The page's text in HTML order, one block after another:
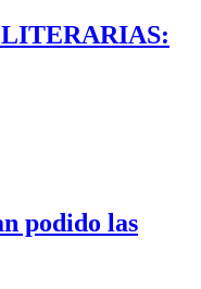
podido las